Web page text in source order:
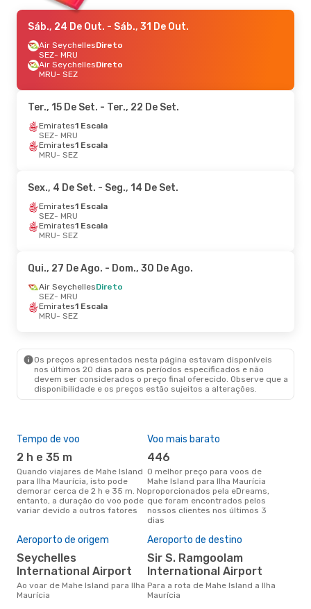
Sáb., 24 De Out. - Sáb., 31 De Out.
Air SeychellesDireto
SEZ- MRU
Air SeychellesDireto
MRU- SEZ
Ter., 15 De Set. - Ter., 22 De Set.
Emirates1 Escala
SEZ- MRU
Emirates1 Escala
MRU- SEZ
Sex., 4 De Set. - Seg., 14 De Set.
Emirates1 Escala
SEZ- MRU
Emirates1 Escala
MRU- SEZ
Qui., 27 De Ago. - Dom., 30 De Ago.
Air SeychellesDireto
SEZ- MRU
Emirates1 Escala
MRU- SEZ
Os preços apresentados nesta página estavam disponíveis
nos últimos 20 dias para os períodos especificados e não
devem ser considerados o preço final oferecido. Observe que a
disponibilidade e os preços estão sujeitos a alterações.
Tempo de voo
2 h e 35 m
Quando viajares de Mahe Island
para Ilha Maurícia, isto pode
demorar cerca de 2 h e 35 m. No
entanto, a duração do voo pode
variar devido a outros fatores
Voo mais barato
446
O melhor preço para voos de
Mahe Island para Ilha Maurícia
proporcionados pela eDreams,
que foram encontrados pelos
nossos clientes nos últimos 3
dias
Aeroporto de origem
Seychelles
International Airport
Ao voar de Mahe Island para Ilha
Maurícia
Aeroporto de destino
Sir S. Ramgoolam
International Airport
Para a rota de Mahe Island a Ilha
Maurícia